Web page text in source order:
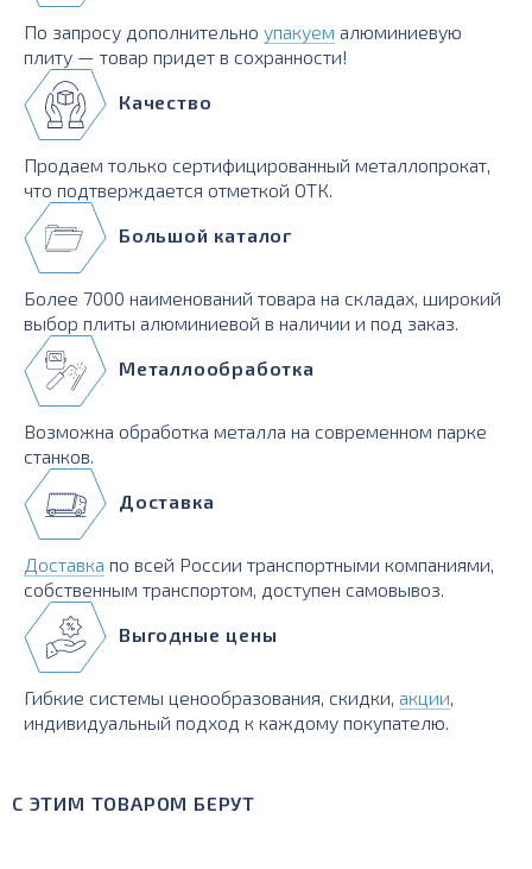
По запросу дополнительно упакуем алюминиевую
плиту — товар придет в сохранности!
Качество
Продаем только сертифицированный металлопрокат,
что подтверждается отметкой ОТК.
Большой каталог
Более 7000 наименований товара на складах, широкий
выбор плиты алюминиевой в наличии и под заказ.
Металлообработка
Возможна обработка металла на современном парке
станков.
Доставка
Доставка по всей России транспортными компаниями,
собственным транспортом, доступен самовывоз.
Выгодные цены
Гибкие системы ценообразования, скидки, акции,
индивидуальный подход к каждому покупателю.
С ЭТИМ ТОВАРОМ БЕРУТ